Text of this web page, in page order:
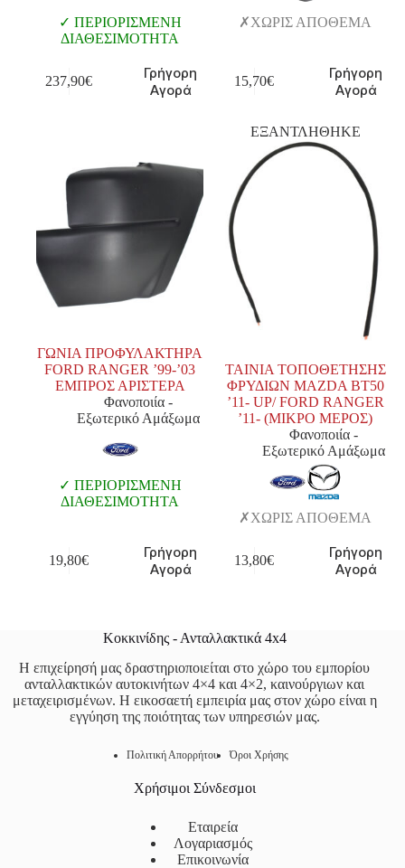
ΠΕΡΙΟΡΙΣΜΕΝΗ
ΔΙΑΘΕΣΙΜΟΤΗΤΑ
237,90€
Γρήγορη
Αγορά
ΧΩΡΙΣ ΑΠΟΘΕΜΑ
15,70€
Γρήγορη
Αγορά
ΓΩΝΙΑ ΠΡΟΦΥΛΑΚΤΗΡΑ
FORD RANGER ’99-’03
ΕΜΠΡΟΣ ΑΡΙΣΤΕΡΑ
Φανοποιία -
Εξωτερικό Αμάξωμα
ΠΕΡΙΟΡΙΣΜΕΝΗ
ΔΙΑΘΕΣΙΜΟΤΗΤΑ
19,80€
Γρήγορη
Αγορά
ΕΞΑΝΤΛΗΘΗΚΕ
ΤΑΙΝΙΑ ΤΟΠΟΘΕΤΗΣΗΣ
ΦΡΥΔΙΩΝ MAZDA BT50
’11- UP/ FORD RANGER
’11- (ΜΙΚΡΟ ΜΕΡΟΣ)
Φανοποιία -
Εξωτερικό Αμάξωμα
ΧΩΡΙΣ ΑΠΟΘΕΜΑ
13,80€
Γρήγορη
Αγορά
Κοκκινίδης - Ανταλλακτικά 4x4
Η επιχείρησή μας δραστηριοποιείται στο χώρο του εμπορίου
ανταλλακτικών αυτοκινήτων 4×4 και 4×2, καινούργιων και
μεταχειρισμένων. Η εικοσαετή εμπειρία μας στον χώρο είναι η
εγγύηση της ποιότητας των υπηρεσιών μας.
Πολιτική Απορρήτου Όροι Χρήσης
Χρήσιμοι Σύνδεσμοι
Εταιρεία
Λογαριασμός
Επικοινωνία